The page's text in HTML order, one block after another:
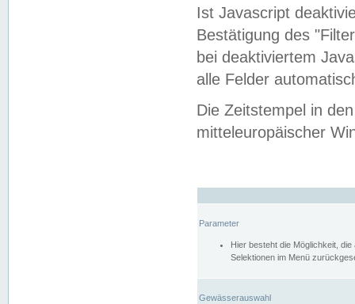
Ist Javascript
Bestätigung des
bei deaktiviertem
alle Felder
Die Zeitstempel in
mitteleuropäischer
Parameter
Hier besteht die Möglichkeit,
Selektionen im Menü
Gewässerauswahl